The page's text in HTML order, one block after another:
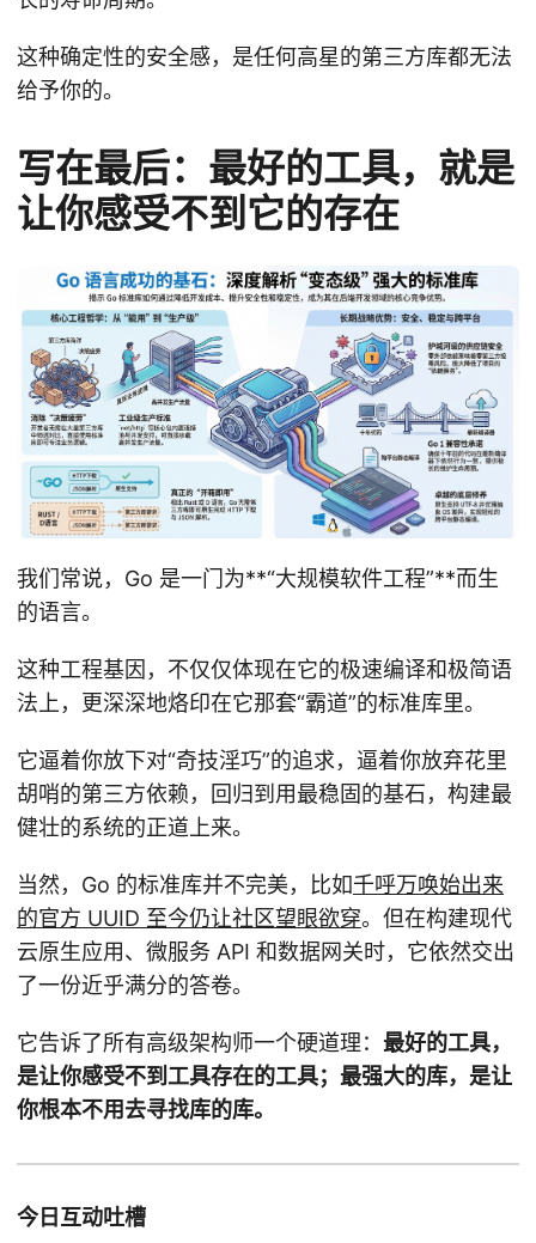
这种确定性的安全感，是任何高星的第三方库都无法
给予你的。
写在最后：最好的工具，就是
让你感受不到它的存在
我们常说，Go 是一门为**“大规模软件工程”**而生
的语言。
这种工程基因，不仅仅体现在它的极速编译和极简语
法上，更深深地烙印在它那套“霸道”的标准库里。
它逼着你放下对“奇技淫巧”的追求，逼着你放弃花里
胡哨的第三方依赖，回归到用最稳固的基石，构建最
健壮的系统的正道上来。
当然，Go 的标准库并不完美，比如千呼万唤始出来
的官方 UUID 至今仍让社区望眼欲穿。但在构建现代
云原生应用、微服务 API 和数据网关时，它依然交出
了一份近乎满分的答卷。
它告诉了所有高级架构师一个硬道理： 最好的工具，
是让你感受不到工具存在的工具；最强大的库，是让
你根本不用去寻找库的库。
今日互动吐槽